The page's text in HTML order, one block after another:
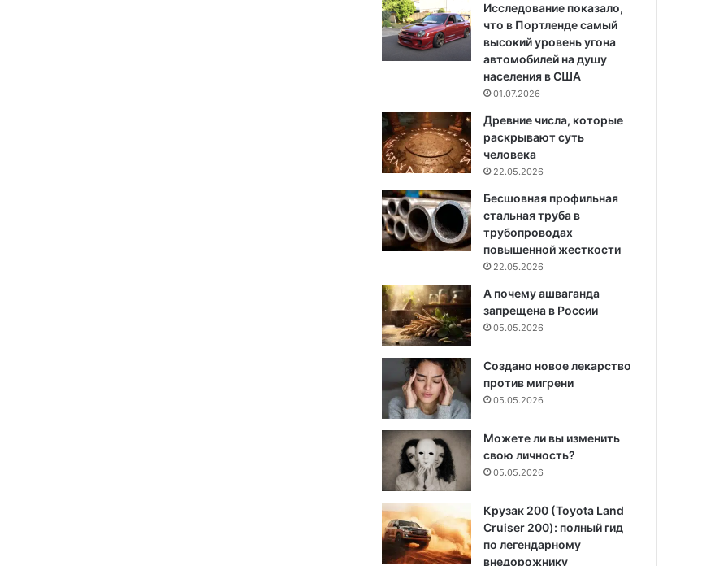
Исследование показало,
что в Портленде самый
высокий уровень угона
автомобилей на душу
населения в США
01.07.2026
Древние числа, которые
раскрывают суть
человека
22.05.2026
Бесшовная профильная
стальная труба в
трубопроводах
повышенной жесткости
22.05.2026
А почему ашваганда
запрещена в России
05.05.2026
Создано новое лекарство
против мигрени
05.05.2026
Можете ли вы изменить
свою личность?
05.05.2026
Крузак 200 (Toyota Land
Cruiser 200): полный гид
по легендарному
внедорожнику